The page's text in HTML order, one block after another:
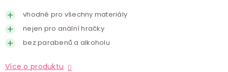
vhodné pro všechny materiály
nejen pro anální hračky
bez parabenů a alkoholu
Více o produktu